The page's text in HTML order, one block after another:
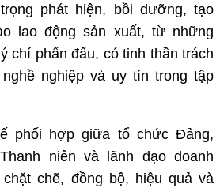
phát hiện, bồi dưỡng, tạo
lao động sản xuất, từ những
chí phấn đấu, có tinh thần trách
nghiệp và uy tín trong tập
phối hợp giữa tổ chức Đảng,
niên và lãnh đạo doanh
chẽ, đồng bộ, hiệu quả và